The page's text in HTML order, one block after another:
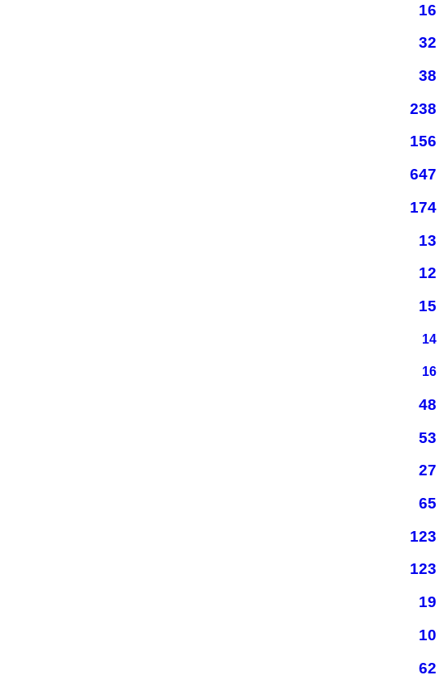
16
32
38
238
156
647
174
13
12
15
14
16
48
53
27
65
123
123
19
10
62